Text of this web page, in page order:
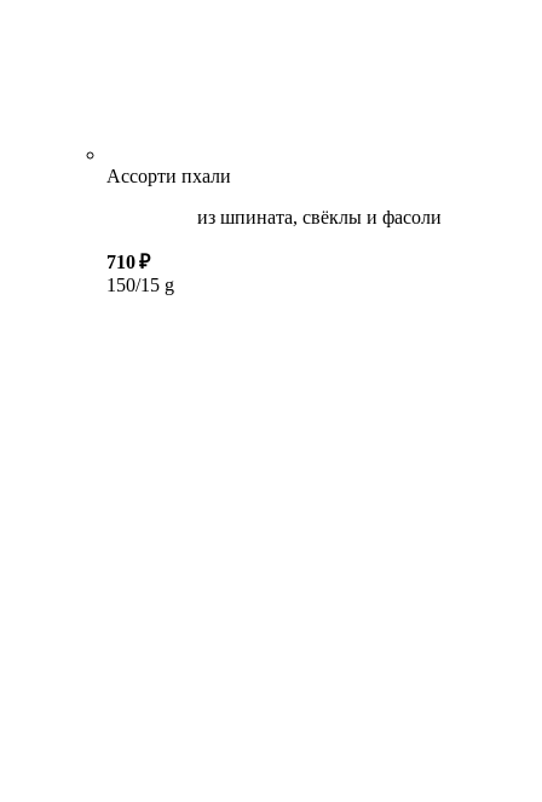
Ассорти пхали
из шпината, свёклы и фасоли
710 ₽
150/15 g